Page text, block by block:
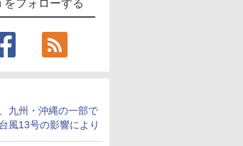
をフォローする
九州・沖縄の一部で
風13号の影響により